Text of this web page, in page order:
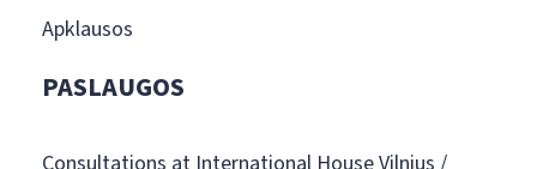
Apklausos
PASLAUGOS
Consultations at International House Vilnius /